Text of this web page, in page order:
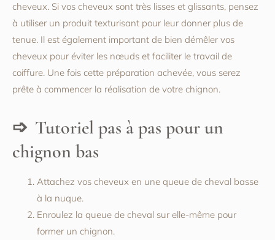
cheveux. Si vos cheveux sont très lisses et glissants, pensez
à utiliser un produit texturisant pour leur donner plus de
tenue. Il est également important de bien démêler vos
cheveux pour éviter les nœuds et faciliter le travail de
coiffure. Une fois cette préparation achevée, vous serez
prête à commencer la réalisation de votre chignon.
Tutoriel pas à pas pour un
chignon bas
Attachez vos cheveux en une queue de cheval basse
à la nuque.
Enroulez la queue de cheval sur elle-même pour
former un chignon.